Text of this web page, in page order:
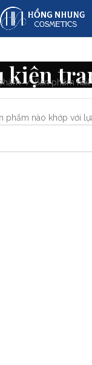
kiệnSản phẩm nail
phẩm nào khớp với